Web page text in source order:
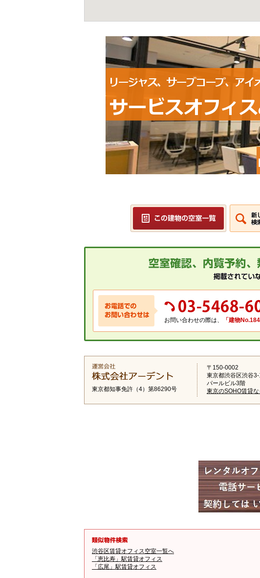
お問い合わせの際は、 「建物
東京都知事免許（4）第86290号
〒150-0002
東京都渋谷区渋谷
パールビル3階
東京のSOHO賃貸
渋谷区賃貸オフィス空室一覧へ
「恵比寿」駅賃貸オフィス
「広尾」駅賃貸オフィス